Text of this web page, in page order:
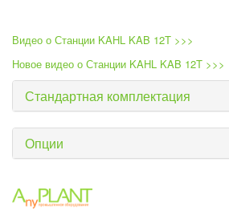
Видео о Станции KAHL KAB 12T >>>
Новое видео о Станции KAHL KAB 12T >>>
Стандартная комплектация
Опции